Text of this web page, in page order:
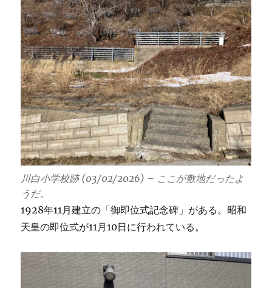
川白小学校跡 (03/02/2026) – ここが敷地だったよ
うだ。
1928年11月建立の「御即位式記念碑」がある。昭和
天皇の即位式が11月10日に行われている。